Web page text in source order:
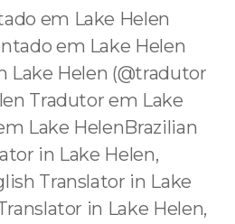
em Lake Helen
em Lake Helen
Lake Helen (@tradutor
Tradutor em Lake
Lake HelenBrazilian
in Lake Helen,
Translator in Lake
in Lake Helen,